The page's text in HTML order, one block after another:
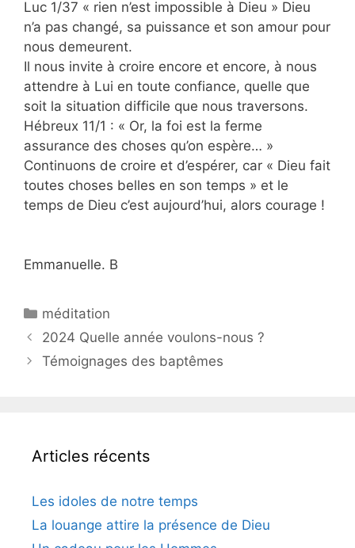
Luc 1/37 « rien n’est impossible à Dieu » Dieu
n’a pas changé, sa puissance et son amour pour
nous demeurent.
Il nous invite à croire encore et encore, à nous
attendre à Lui en toute confiance, quelle que
soit la situation difficile que nous traversons.
Hébreux 11/1 : « Or, la foi est la ferme
assurance des choses qu’on espère… »
Continuons de croire et d’espérer, car « Dieu fait
toutes choses belles en son temps » et le
temps de Dieu c’est aujourd’hui, alors courage !
Emmanuelle. B
méditation
2024 Quelle année voulons-nous ?
Témoignages des baptêmes
Articles récents
Les idoles de notre temps
La louange attire la présence de Dieu